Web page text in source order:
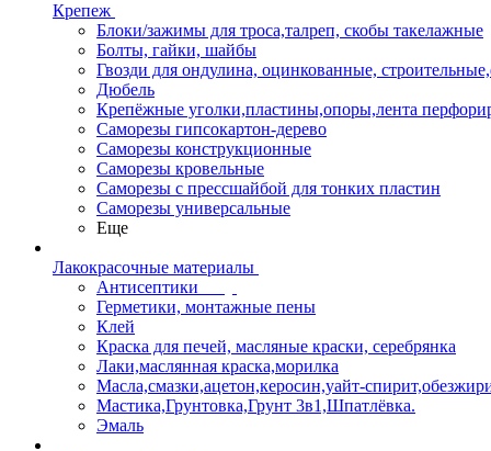
Крепеж
Блоки/зажимы для троса,талреп, скобы такелажные
Болты, гайки, шайбы
Гвозди для ондулина, оцинкованные,
Дюбель
Крепёжные уголки,пластины,опоры,лента
Саморезы гипсокартон-дерево
Саморезы конструкционные
Саморезы кровельные
Саморезы с прессшайбой для тонких пластин
Саморезы универсальные
Еще
Лакокрасочные материалы
Антисептики
Герметики, монтажные пены
Клей
Краска для печей, масляные краски, серебрянка
Лаки,маслянная краска,морилка
Масла,смазки,ацетон,керосин,уайт-
Мастика,Грунтовка,Грунт 3в1,Шпатлёвка.
Эмаль